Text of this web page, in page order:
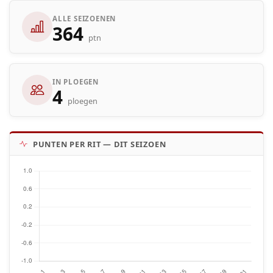
ALLE SEIZOENEN
364 ptn
IN PLOEGEN
4 ploegen
PUNTEN PER RIT — DIT SEIZOEN